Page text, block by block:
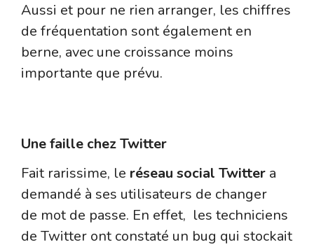
Aussi et pour ne rien arranger, les chiffres
de fréquentation sont également en
berne, avec une croissance moins
importante que prévu.
Une faille chez Twitter
Fait rarissime, le réseau social Twitter a
demandé à ses utilisateurs de changer
de mot de passe. En effet, les techniciens
de Twitter ont constaté un bug qui stockait